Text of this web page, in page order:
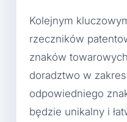
Kolejnym
rzeczników
znaków
doradztwo w
odpowiedniego
będzie unikalny i